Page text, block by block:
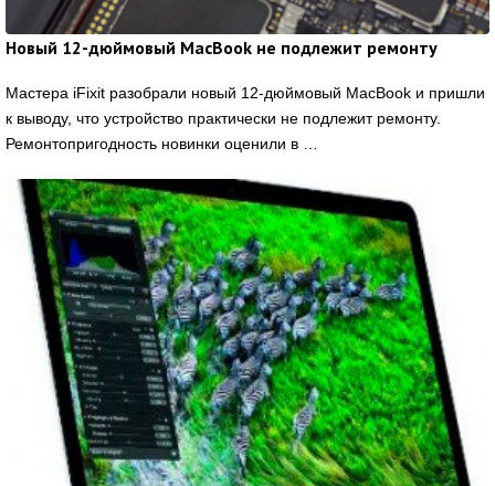
Новый 12-дюймовый MacBook не подлежит ремонту
Мастера iFixit разобрали новый 12-дюймовый MacBook и пришли
к выводу, что устройство практически не подлежит ремонту.
Ремонтопригодность новинки оценили в …